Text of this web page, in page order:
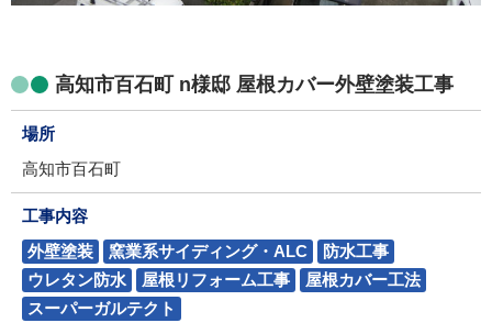
高知市百石町 n様邸 屋根カバー外壁塗装工事
場所
高知市百石町
工事内容
外壁塗装
窯業系サイディング・ALC
防水工事
ウレタン防水
屋根リフォーム工事
屋根カバー工法
スーパーガルテクト